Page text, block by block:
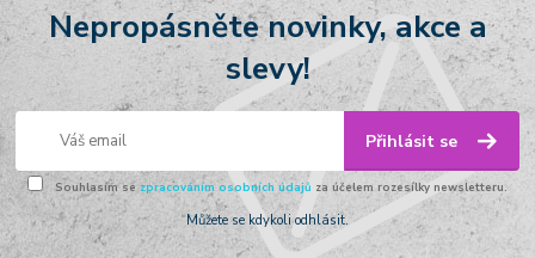
Nepropásněte novinky, akce a
slevy!
Přihlásit se
Souhlasím se zpracováním osobních údajů za účelem rozesílky newsletteru.
Můžete se kdykoli odhlásit.